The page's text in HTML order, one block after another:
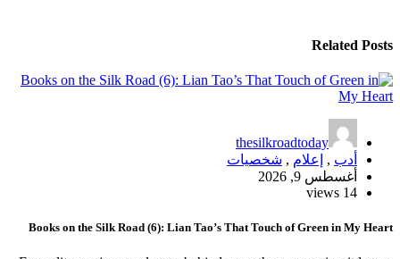
Related Posts
thesilkroadtoday
أدب , إعلام , شخصيات
أغسطس 9, 2026
14 views
Books on the Silk Road (6): Lian Tao’s That Touch of Green in My Heart